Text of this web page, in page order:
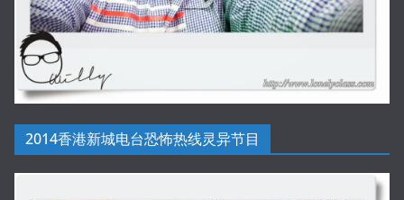
2014香港新城电台恐怖热线灵异节目